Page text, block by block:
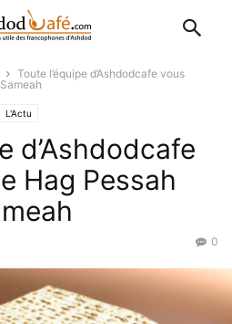
Toute l’équipe d’Ashdodcafe vous
L'Actu
d’Ashdodcafe
Hag Pessah
0